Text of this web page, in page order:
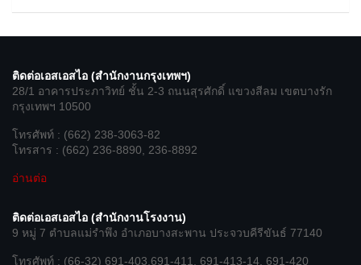
ติดต่อเอสเอสไอ (สำนักงานกรุงเทพฯ)
28/1 อาคารประภาวิทย์ ชั้น 2-3 ถนนสุรศักดิ์ แขวงสีลม เขตบางรัก
กรุงเทพฯ 10500
โทรศัพท์ : (662) 238-3063-82
โทรสาร : (662) 236-8890, 236-8892
อ่านต่อ
ติดต่อเอสเอสไอ (สำนักงานโรงงาน)
9 หมู่ 7 ตำบลแม่รำพึง อำเภอบางสะพาน ประจวบคีรีขันธ์ 77140
โทรศัพท์ : (66-32) 691-403,691-411, 691-413-14, 691-420